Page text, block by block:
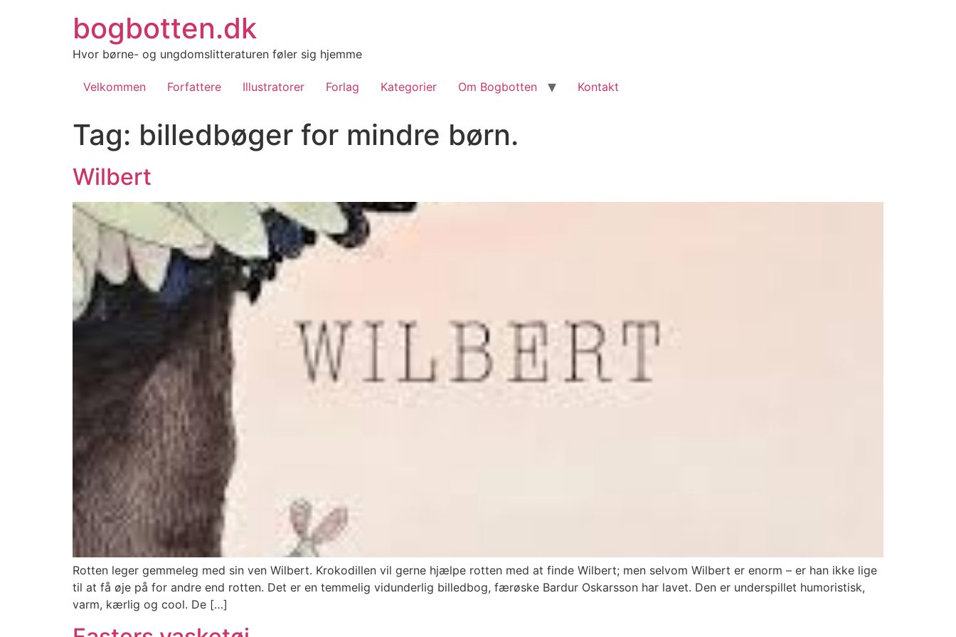
bogbotten.dk
Hvor børne- og ungdomslitteraturen føler sig hjemme
Velkommen Forfattere Illustratorer Forlag Kategorier Om Bogbotten Kontakt
Tag: billedbøger for mindre børn.
Wilbert
Rotten leger gemmeleg med sin ven Wilbert. Krokodillen vil gerne hjælpe rotten med at finde Wilbert; men selvom Wilbert er enorm – er han ikke lige
til at få øje på for andre end rotten. Det er en temmelig vidunderlig billedbog, færøske Bardur Oskarsson har lavet. Den er underspillet humoristisk,
varm, kærlig og cool. De […]